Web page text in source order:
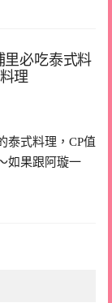
里必吃泰式料
理
泰式料理，CP值
如果跟阿璇一